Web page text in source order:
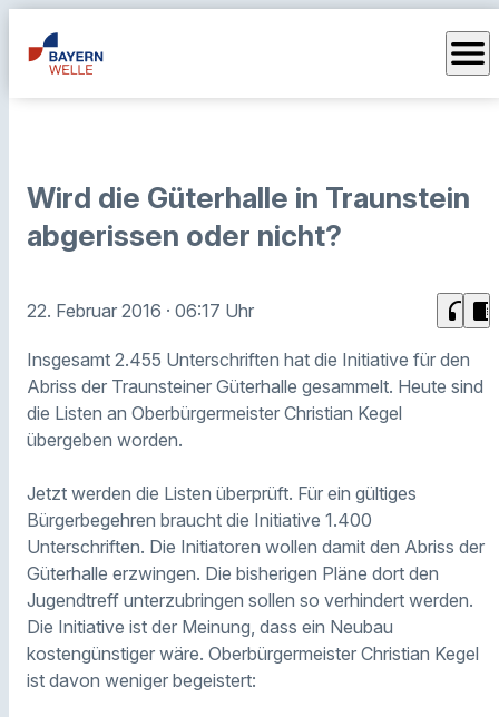
menu
Wird die Güterhalle in Traunstein
abgerissen oder nicht?
22. Februar 2016 · 06:17 Uhr headphones chrome_reader_mode
Insgesamt 2.455 Unterschriften hat die Initiative für den
Abriss der Traunsteiner Güterhalle gesammelt. Heute sind
die Listen an Oberbürgermeister Christian Kegel
übergeben worden.
Jetzt werden die Listen überprüft. Für ein gültiges
Bürgerbegehren braucht die Initiative 1.400
Unterschriften. Die Initiatoren wollen damit den Abriss der
Güterhalle erzwingen. Die bisherigen Pläne dort den
Jugendtreff unterzubringen sollen so verhindert werden.
Die Initiative ist der Meinung, dass ein Neubau
kostengünstiger wäre. Oberbürgermeister Christian Kegel
ist davon weniger begeistert: